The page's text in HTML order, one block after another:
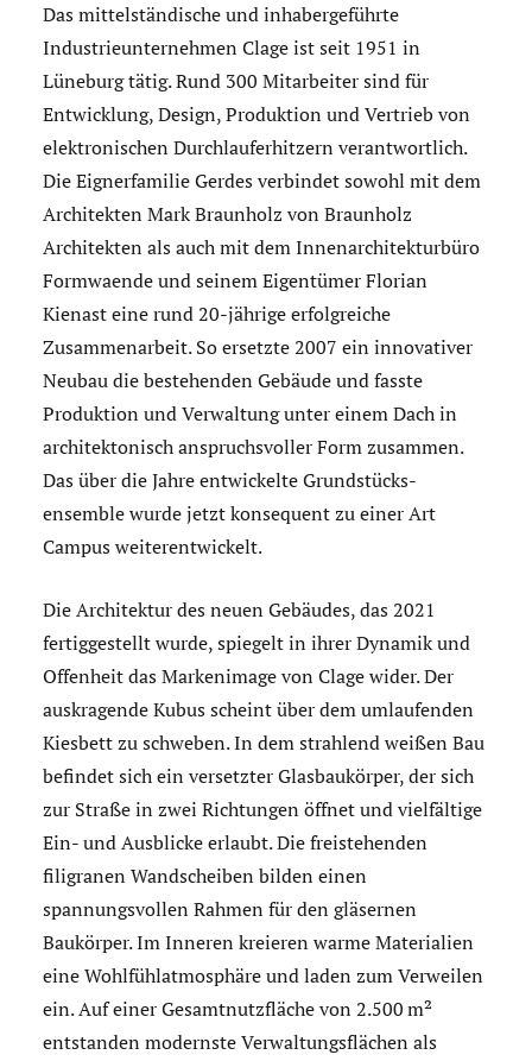
Das mittelständische und inhabergeführte
Industrieunternehmen Clage ist seit 1951 in
Lüneburg tätig. Rund 300 Mitarbeiter sind für
Entwicklung, Design, Produktion und Vertrieb von
elektronischen Durchlauferhitzern verantwortlich.
Die Eignerfamilie Gerdes verbindet sowohl mit dem
Architekten Mark Braunholz von Braunholz
Architekten als auch mit dem Innenarchitekturbüro
Formwaende und seinem Eigentümer Florian
Kienast eine rund 20-jährige erfolgreiche
Zusammenarbeit. So ersetzte 2007 ein innovativer
Neubau die bestehenden Gebäude und fasste
Produktion und Verwaltung unter einem Dach in
architektonisch anspruchsvoller Form zusammen.
Das über die Jahre entwickelte Grundstücks­
ensemble wurde jetzt konsequent zu einer Art
Campus weiterentwickelt.
Die Architektur des neuen Gebäudes, das 2021
fertiggestellt wurde, spiegelt in ihrer Dynamik und
Offenheit das Markenimage von Clage wider. Der
auskragende Kubus scheint über dem umlaufenden
Kiesbett zu schweben. In dem strahlend weißen Bau
befindet sich ein versetzter Glasbaukörper, der sich
zur Straße in zwei Richtungen öffnet und vielfältige
Ein- und Ausblicke erlaubt. Die freistehenden
filigranen Wandscheiben bilden einen
spannungsvollen Rahmen für den gläsernen
Baukörper. Im Inneren kreieren warme Materialien
eine Wohlfühlatmosphäre und laden zum Verweilen
ein. Auf einer Gesamtnutzfläche von 2.500 m²
entstanden modernste Verwaltungsflächen als